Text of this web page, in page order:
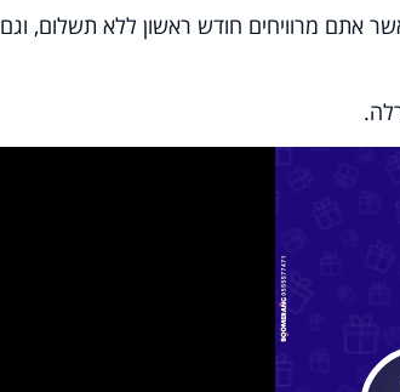
אתם מרוויחים חודש ראשון ללא תשלום, וגם